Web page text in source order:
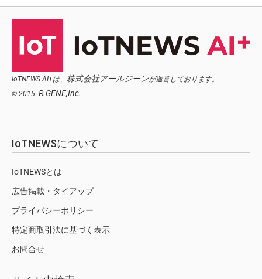
IoTNEWS AI+は、 株式会社アールジーンが運営しております。
© 2015- R.GENE,Inc.
IoTNEWSについて
IoTNEWSとは
広告掲載・タイアップ
プライバシーポリシー
特定商取引法に基づく表示
お問合せ